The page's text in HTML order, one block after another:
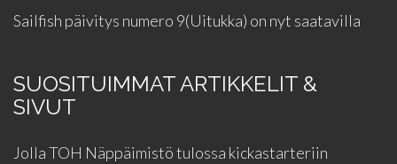
Sailfish päivitys numero 9(Uitukka) on nyt saatavilla
SUOSITUIMMAT ARTIKKELIT &
SIVUT
Jolla TOH Näppäimistö tulossa kickastarteriin